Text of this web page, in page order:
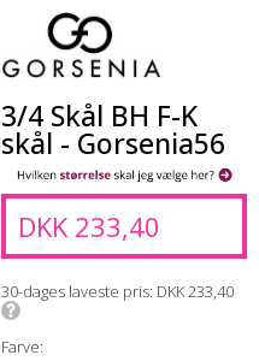
3/4 Skål BH F-K
skål - Gorsenia56
DKK 233,40
30-dages laveste pris DKK 233,40
Farve: